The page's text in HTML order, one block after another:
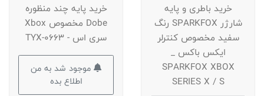
خرید باطری و پایه
شارژر SPARKFOX رنگ
سفید مخصوص کنترلر
ایکس باکس _
SPARKFOX XBOX
SERIES X / S
خرید پایه چند منظوره
Dobe مخصوص Xbox
سری اس - TYX-0663
موجود شد به من
اطلاع بده